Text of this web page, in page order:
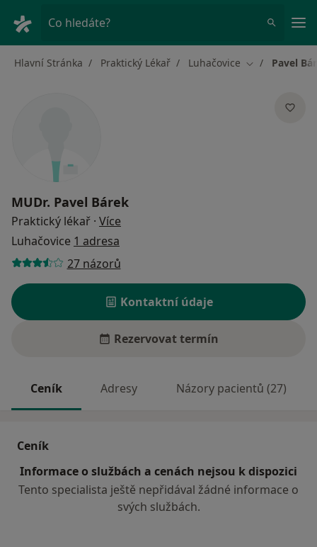
Co hledáte?
Hlavní Stránka Praktický Lékař Luhačovice Změna města
Pavel
MUDr. Pavel Bárek
Praktický lékař · Více
Luhačovice 1 adresa
27 názorů
Kontaktní údaje
Rezervovat termín
Ceník Adresy Názory pacientů (27)
Ceník
Informace o službách a cenách nejsou k dispozici
Tento specialista ještě nepřidával žádné informace o
svých službách.